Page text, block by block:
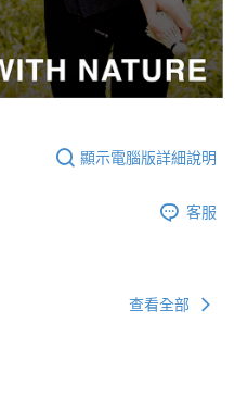
顯示電腦版詳細說明
客服
查看全部